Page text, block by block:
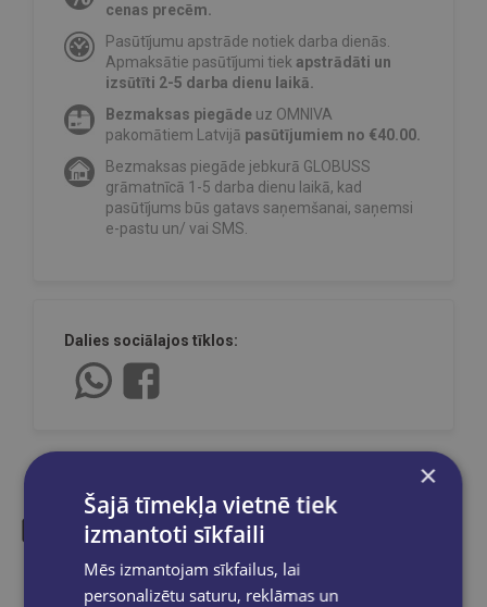
cenas precēm.
Pasūtījumu apstrāde notiek darba dienās.
Apmaksātie pasūtījumi tiek apstrādāti un
izsūtīti 2-5 darba dienu laikā.
Bezmaksas piegāde uz OMNIVA
pakomātiem Latvijā pasūtījumiem no €40.00.
Bezmaksas piegāde jebkurā GLOBUSS
grāmatnīcā 1-5 darba dienu laikā, kad
pasūtījums būs gatavs saņemšanai, saņemsi
e-pastu un/ vai SMS.
Dalies sociālajos tīklos:
Līdzīgas preces
×
Šajā tīmekļa vietnē tiek
izmantoti sīkfaili
Mēs izmantojam sīkfailus, lai
personalizētu saturu, reklāmas un